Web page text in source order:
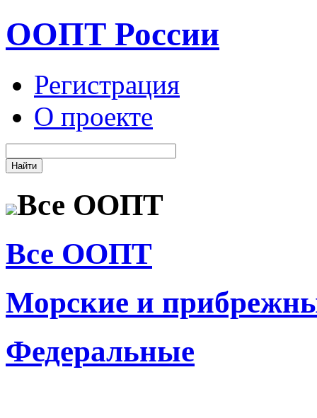
ООПТ России
Регистрация
О проекте
Все ООПТ
Все ООПТ
Морские и
Федеральные